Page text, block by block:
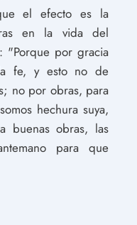
el efecto es la
en la vida del
"Porque por gracia
fe, y esto no de
no por obras, para
hechura suya,
buenas obras, las
para que